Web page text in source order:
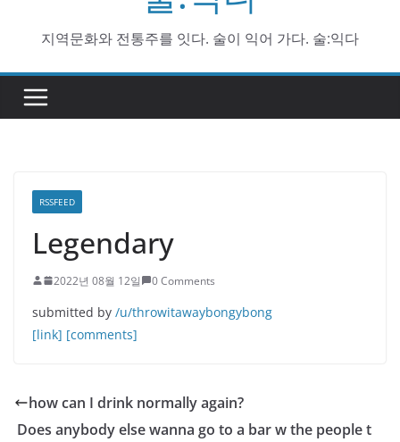
지역문화와 전통주를 잇다. 술이 익어 가다. 술:익다
RSSFEED
Legendary
2022년 08월 12일 0 Comments
submitted by /u/throwitawaybongybong
[link] [comments]
how can I drink normally again?
Does anybody else wanna go to a bar w the people t